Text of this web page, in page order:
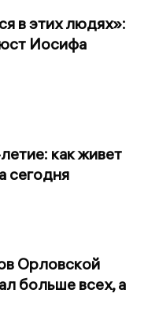
в этих людях»:
Иосифа
как живет
сегодня
Орловской
больше всех, а